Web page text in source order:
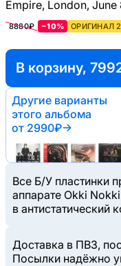
Empire, London, June
8880₽ −10% ОРИГИНАЛ
В корзину,
Другие варианты
этого альбома
от 2990₽→
Все Б/У пластинки
аппарате Okki
в антистатический
Доставка в ПВЗ,
Посылки надёжно